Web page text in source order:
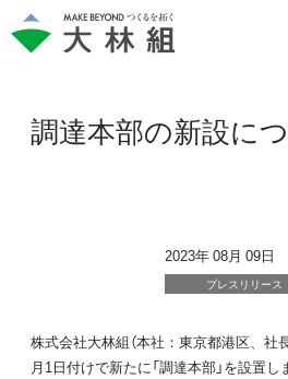
調達本部の新設に
2023年 08月 09日
プレスリリース
株式会社大林組（本社：東京都港区、社
月1日付けで新たに「調達本部」を設置し